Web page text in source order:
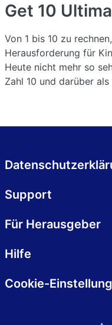
Get 10
Von 1 bis 10 zu
Herausforderung für
Heute nicht mehr so
Zahl 10 und darüber
Support
Für Herausgeber
Hilfe
Cookie-